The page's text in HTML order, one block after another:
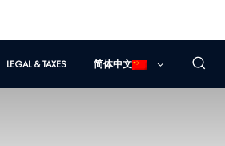
LEGAL & TAXES 简体中文